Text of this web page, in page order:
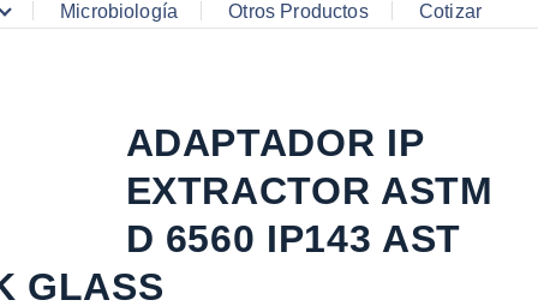
Microbiología
Otros Productos Cotizar
ADAPTADOR IP
EXTRACTOR ASTM
D 6560 IP143 AST
GLASS